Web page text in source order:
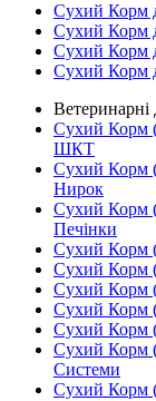
Сухий Корм
Сухий Корм
Сухий Корм
Сухий Корм
Сухий Корм
ШКТ
Сухий Корм
Нирок
Сухий Корм
Печінки
Сухий Корм
Сухий Корм
Сухий Корм
Сухий Корм
Сухий Корм
Сухий Корм
Системи
Сухий Корм